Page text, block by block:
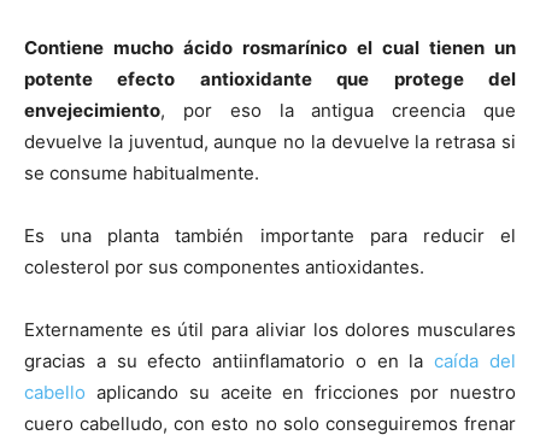
Contiene mucho ácido rosmarínico el cual tienen un
potente efecto antioxidante que protege del
envejecimiento, por eso la antigua creencia que
devuelve la juventud, aunque no la devuelve la retrasa si
se consume habitualmente.
Es una planta también importante para reducir el
colesterol por sus componentes antioxidantes.
Externamente es útil para aliviar los dolores musculares
gracias a su efecto antiinflamatorio o en lacaída del
cabello aplicando su aceite en fricciones por nuestro
cuero cabelludo, con esto no solo conseguiremos frenar